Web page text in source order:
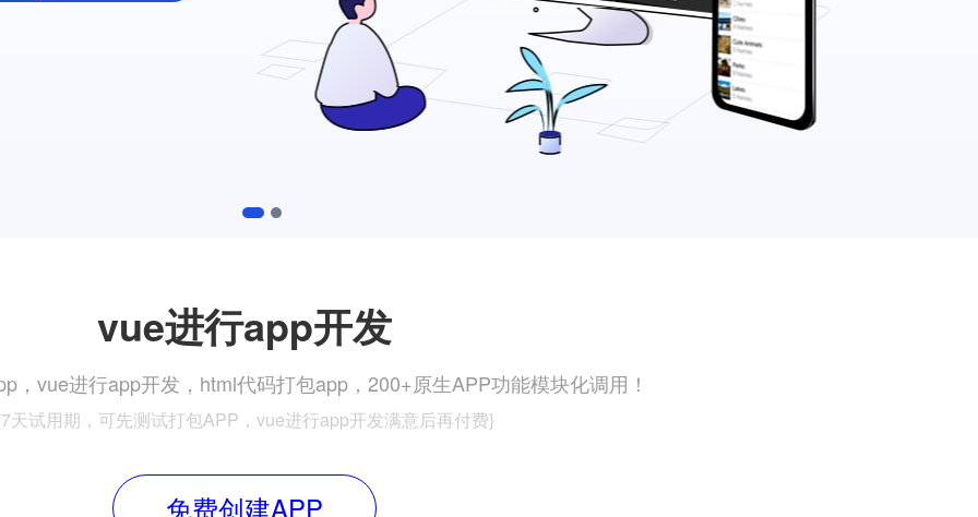
1 2
vue进行app开发
，vue进行app开发，html代码打包app，200+原生APP功能模块化调用！
天试用期，可先测试打包APP，vue进行app开发满意后再付费}
免费创建APP